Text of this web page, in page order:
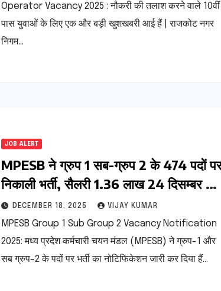
Operator Vacancy 2025 : नौकरी की तलाश करने वाले 10वीं
पास युवाओं के लिए एक और बड़ी खुशखबरी आई हैं | राजकोट नगर
निगम…
JOB ALERT
MPESB ने ग्रुप 1 सब-ग्रुप 2 के 474 पदों
निकाली भर्ती, सैलरी 1.36 लाख 24 दिसम्बर से
अप्लाई करें
DECEMBER 18, 2025 VIJAY KUMAR
MPESB Group 1 Sub Group 2 Vacancy Notification
2025: मध्य प्रदेश कर्मचारी चयन मंडल (MPESB) ने ग्रुप-1 और
सब ग्रुप-2 के पदों पर भर्ती का नोटिफिकेशन जारी कर दिया हैं…